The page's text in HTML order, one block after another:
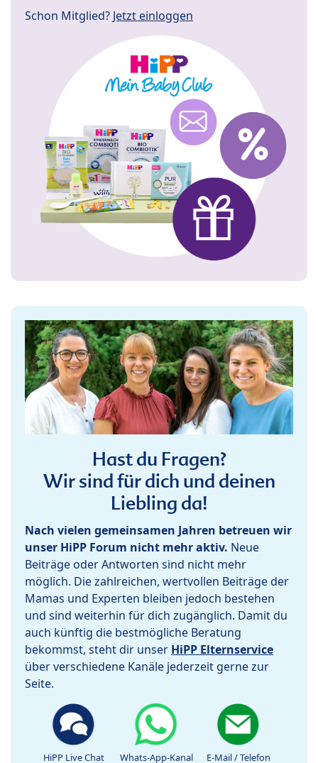
Schon Mitglied? Jetzt einloggen
Hast du Fragen?
Wir sind für dich und deinen
Liebling da!
Nach vielen gemeinsamen Jahren betreuen wir
unser HiPP Forum nicht mehr aktiv. Neue
Beiträge oder Antworten sind nicht mehr
möglich. Die zahlreichen, wertvollen Beiträge der
Mamas und Experten bleiben jedoch bestehen
und sind weiterhin für dich zugänglich. Damit du
auch künftig die bestmögliche Beratung
bekommst, steht dir unser HiPP Elternservice
über verschiedene Kanäle jederzeit gerne zur
Seite.
HiPP Live Chat Whats-App-Kanal E-Mail / Telefon